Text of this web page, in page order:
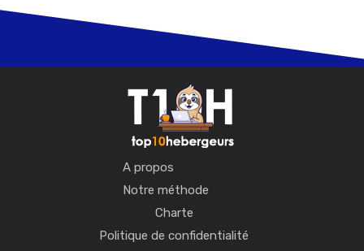
A propos
Notre méthode
Charte
Politique de confidentialité